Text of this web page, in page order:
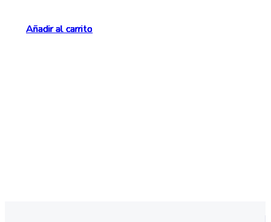
Añadir al carrito
Añadir al carrito
Añadir al carrito
Añadir al carrito
Añadir al carrito
Añadir al carrito